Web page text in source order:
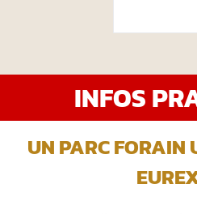
INFOS
UN PARC FORAIN